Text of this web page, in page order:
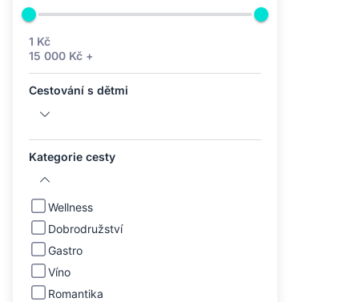
1 Kč
15 000 Kč +
Cestování s dětmi
Kategorie cesty
Wellness
Dobrodružství
Gastro
Víno
Romantika